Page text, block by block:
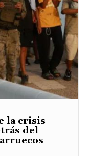
la crisis
del